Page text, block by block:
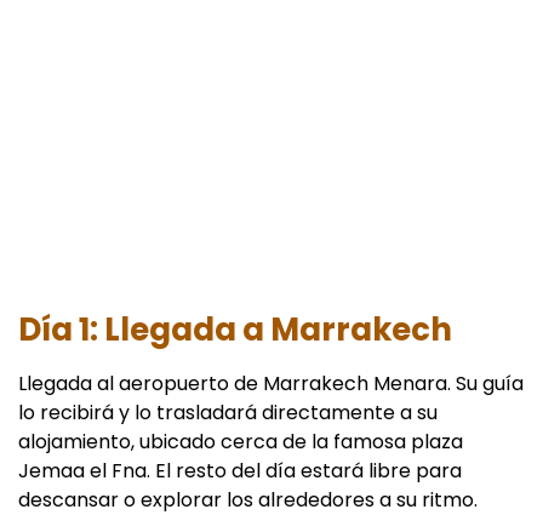
Día 1: Llegada a Marrakech
Llegada al aeropuerto de Marrakech Menara. Su guía
lo recibirá y lo trasladará directamente a su
alojamiento, ubicado cerca de la famosa plaza
Jemaa el Fna. El resto del día estará libre para
descansar o explorar los alrededores a su ritmo.